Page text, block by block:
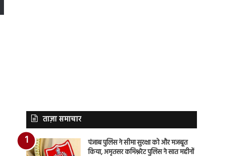
ताज़ा समाचार
पंजाब पुलिस ने सीमा सुरक्षा को और मजबूत
किया, अमृतसर कमिश्नरेट पुलिस ने सात महीनों